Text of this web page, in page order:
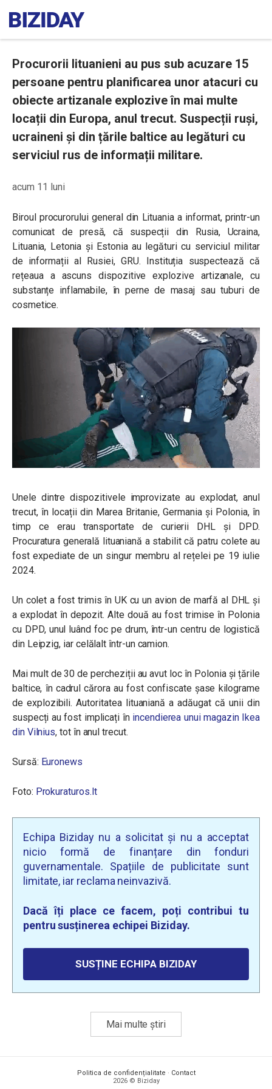
Procurorii lituanieni au pus sub acuzare 15
persoane pentru planificarea unor atacuri cu
obiecte artizanale explozive în mai multe
locații din Europa, anul trecut. Suspecții ruși,
ucraineni și din țările baltice au legături cu
serviciul rus de informații militare.
acum 11 luni
Biroul procurorului general din Lituania a informat, printr-un
comunicat de presă, că suspecții din Rusia, Ucraina,
Lituania, Letonia și Estonia au legături cu serviciul militar
de informații al Rusiei, GRU. Instituția suspectează că
rețeaua a ascuns dispozitive explozive artizanale, cu
substanțe inflamabile, în perne de masaj sau tuburi de
cosmetice.
Unele dintre dispozitivele improvizate au explodat, anul
trecut, în locații din Marea Britanie, Germania și Polonia, în
timp ce erau transportate de curierii DHL și DPD.
Procuratura generală lituaniană a stabilit că patru colete au
fost expediate de un singur membru al rețelei pe 19 iulie
2024.
Un colet a fost trimis în UK cu un avion de marfă al DHL și
a explodat în depozit. Alte două au fost trimise în Polonia
cu DPD, unul luând foc pe drum, într-un centru de logistică
din Leipzig, iar celălalt într-un camion.
Mai mult de 30 de percheziții au avut loc în Polonia și țările
baltice, în cadrul cărora au fost confiscate șase kilograme
de explozibili. Autoritatea lituaniană a adăugat că unii din
suspecți au fost implicați în incendierea unui magazin Ikea
din Vilnius, tot în anul trecut.
Sursă: Euronews
Foto: Prokuraturos.lt
Echipa Biziday nu a solicitat și nu a acceptat
nicio formă de finanțare din fonduri
guvernamentale. Spațiile de publicitate sunt
limitate, iar reclama neinvazivă.
Dacă îți place ce facem, poți contribui tu
pentru susținerea echipei Biziday.
SUSȚINE ECHIPA BIZIDAY
Mai multe știri
Politica de confidențialitate · Contact
2026 © Biziday